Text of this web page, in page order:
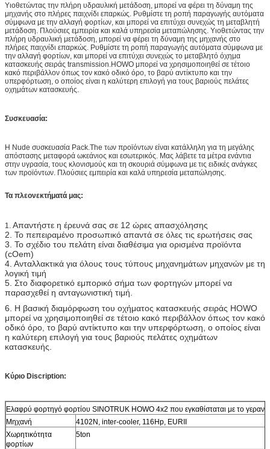
Υιοθετώντας την πλήρη υδραυλική μετάδοση, μπορεί να φέρει τη δύναμη της
μηχανής στο πλήρες παιχνίδι επαρκώς. Ρυθμίστε τη ροπή παραγωγής αυτόματα
σύμφωνα με την αλλαγή φορτίων, και μπορεί να επιτύχει συνεχώς τη μεταβλητή
μετάδοση. Πλούσιες εμπειρία και καλά υπηρεσία μεταπώλησης. Υιοθετώντας την
πλήρη υδραυλική μετάδοση, μπορεί να φέρει τη δύναμη της μηχανής στο
πλήρες παιχνίδι επαρκώς. Ρυθμίστε τη ροπή παραγωγής αυτόματα σύμφωνα με
την αλλαγή φορτίων, και μπορεί να επιτύχει συνεχώς το μεταβλητό όχημα
κατασκευής σειράς transmission.HOWO μπορεί να χρησιμοποιηθεί σε τέτοιο
κακό περιβάλλον όπως τον κακό οδικό όρο, το βαρύ αντίκτυπο και την
υπερφόρτωση, ο οποίος είναι η καλύτερη επιλογή για τους βαριούς πελάτες
οχημάτων κατασκευής.
Συσκευασία:
Η Nude συσκευασία Pack.The των προϊόντων είναι κατάλληλη για τη μεγάλης
απόστασης μεταφορά ωκεάνιος και εσωτερικός. Μας λάβετε τα μέτρα ενάντια
στην υγρασία, τους κλονισμούς και τη σκουριά σύμφωνα με τις ειδικές ανάγκες
των προϊόντων. Πλούσιες εμπειρία και καλά υπηρεσία μεταπώλησης.
Τα πλεονεκτήματά μας:
1. Απαντήστε η έρευνά σας σε 12 ώρες απασχόλησης
2. Το πεπειραμένο προσωπικό απαντά σε όλες τις ερωτήσεις σας
3. Το σχέδιο του πελάτη είναι διαθέσιμα για ορισμένα προϊόντα
(cOem)
4. Ανταλλακτικά για όλους τους τύπους μηχανημάτων μηχανών με τη
λογική τιμή
5. Στο διαφορετικό εμπορικό σήμα των φορτηγών μπορεί να
παρασχεθεί η ανταγωνιστική τιμή.
6. Η βασική διαμόρφωση του οχήματος κατασκευής σειράς HOWO
μπορεί να χρησιμοποιηθεί σε τέτοιο κακό περιβάλλον όπως τον κακό
οδικό όρο, το βαρύ αντίκτυπο και την υπερφόρτωση, ο οποίος είναι
η καλύτερη επιλογή για τους βαριούς πελάτες οχημάτων
κατασκευής.
Κύριο Discription:
Ελαφρύ φορτηγό φορτίου SINOTRUK HOWO 4x2 που εγκαθίσταται με το
Μηχανή
4102N, inter-cooler, 116Hp, EURII
Χωρητικότητα
φορτίων
5ton